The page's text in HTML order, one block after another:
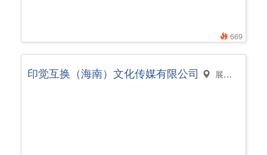
669
印觉互换（海南）文化传媒有限公司 展位号： 未分配